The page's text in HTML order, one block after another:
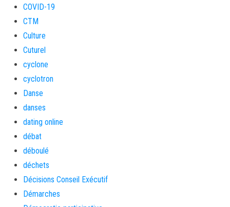
COVID-19
CTM
Culture
Cuturel
cyclone
cyclotron
Danse
danses
dating online
débat
déboulé
déchets
Décisions Conseil Exécutif
Démarches